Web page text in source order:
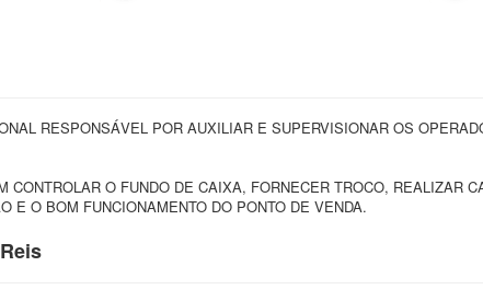
RESPONSÁVEL POR AUXILIAR E SUPERVISIONAR OS
CONTROLAR O FUNDO DE CAIXA, FORNECER TROCO, REALIZAR
E O BOM FUNCIONAMENTO DO PONTO DE VENDA.